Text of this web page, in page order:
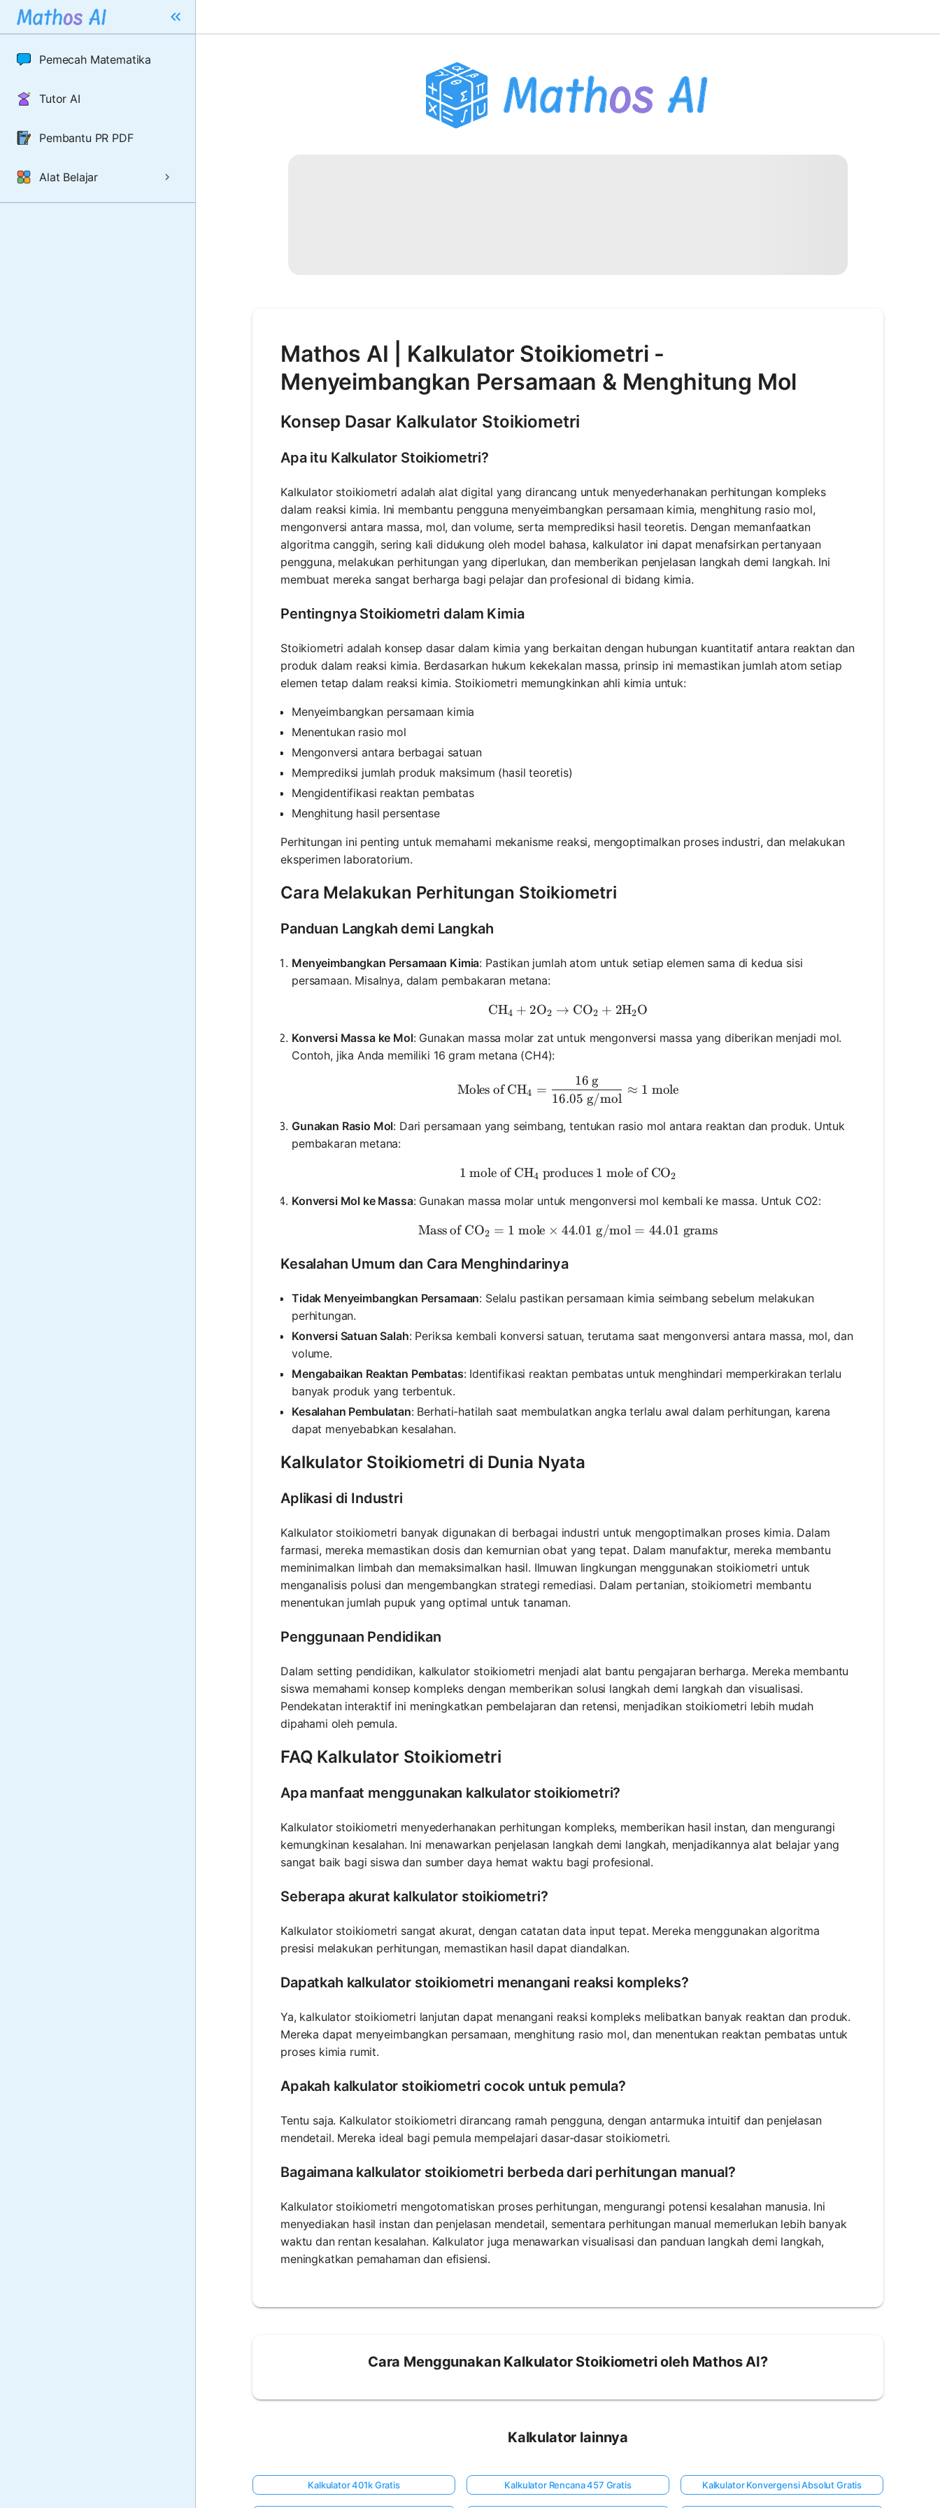
Pemecah Matematika
Tutor AI
Pembantu PR PDF
Alat Belajar
Mathos AI | Kalkulator Stoikiometri -
Menyeimbangkan Persamaan & Menghitung Mol
Konsep Dasar Kalkulator Stoikiometri
Apa itu Kalkulator Stoikiometri?
Kalkulator stoikiometri adalah alat digital yang dirancang untuk menyederhanakan perhitungan kompleks
dalam reaksi kimia. Ini membantu pengguna menyeimbangkan persamaan kimia, menghitung rasio mol,
mengonversi antara massa, mol, dan volume, serta memprediksi hasil teoretis. Dengan memanfaatkan
algoritma canggih, sering kali didukung oleh model bahasa, kalkulator ini dapat menafsirkan pertanyaan
pengguna, melakukan perhitungan yang diperlukan, dan memberikan penjelasan langkah demi langkah. Ini
membuat mereka sangat berharga bagi pelajar dan profesional di bidang kimia.
Pentingnya Stoikiometri dalam Kimia
Stoikiometri adalah konsep dasar dalam kimia yang berkaitan dengan hubungan kuantitatif antara reaktan dan
produk dalam reaksi kimia. Berdasarkan hukum kekekalan massa, prinsip ini memastikan jumlah atom setiap
elemen tetap dalam reaksi kimia. Stoikiometri memungkinkan ahli kimia untuk:
Menyeimbangkan persamaan kimia
Menentukan rasio mol
Mengonversi antara berbagai satuan
Memprediksi jumlah produk maksimum (hasil teoretis)
Mengidentifikasi reaktan pembatas
Menghitung hasil persentase
Perhitungan ini penting untuk memahami mekanisme reaksi, mengoptimalkan proses industri, dan melakukan
eksperimen laboratorium.
Cara Melakukan Perhitungan Stoikiometri
Panduan Langkah demi Langkah
Menyeimbangkan Persamaan Kimia: Pastikan jumlah atom untuk setiap elemen sama di kedua sisi
persamaan. Misalnya, dalam pembakaran metana:
\text{CH}_4 + 2\text{O}_2 \rightarrow \text{CO}_2 +
CH4 + 2O2 → CO2 + 2H2O
Konversi Massa ke Mol: Gunakan massa molar zat untuk mengonversi massa yang diberikan menjadi mol.
Contoh, jika Anda memiliki 16 gram metana (CH4):
\text{Moles of CH}_4 = \frac{16 \text{ g}}{16.05 \text{ g/
Moles of CH4 =
16.05 g/mol
16 g
≈ 1 mole
Gunakan Rasio Mol: Dari persamaan yang seimbang, tentukan rasio mol antara reaktan dan produk. Untuk
pembakaran metana:
1 \text{ mole of CH}_4 \text{ produces } 1 \text{ mole of
1 mole of CH4 produces 1 mole of CO2
Konversi Mol ke Massa: Gunakan massa molar untuk mengonversi mol kembali ke massa. Untuk CO2:
\text{Mass of CO}_2 = 1 \text{ mole} \times 44.01 \text{ g/
Mass of CO2 = 1 mole × 44.01 g/mol = 44.01 grams
Kesalahan Umum dan Cara Menghindarinya
Tidak Menyeimbangkan Persamaan: Selalu pastikan persamaan kimia seimbang sebelum melakukan
perhitungan.
Konversi Satuan Salah: Periksa kembali konversi satuan, terutama saat mengonversi antara massa, mol, dan
volume.
Mengabaikan Reaktan Pembatas: Identifikasi reaktan pembatas untuk menghindari memperkirakan terlalu
banyak produk yang terbentuk.
Kesalahan Pembulatan: Berhati-hatilah saat membulatkan angka terlalu awal dalam perhitungan, karena
dapat menyebabkan kesalahan.
Kalkulator Stoikiometri di Dunia Nyata
Aplikasi di Industri
Kalkulator stoikiometri banyak digunakan di berbagai industri untuk mengoptimalkan proses kimia. Dalam
farmasi, mereka memastikan dosis dan kemurnian obat yang tepat. Dalam manufaktur, mereka membantu
meminimalkan limbah dan memaksimalkan hasil. Ilmuwan lingkungan menggunakan stoikiometri untuk
menganalisis polusi dan mengembangkan strategi remediasi. Dalam pertanian, stoikiometri membantu
menentukan jumlah pupuk yang optimal untuk tanaman.
Penggunaan Pendidikan
Dalam setting pendidikan, kalkulator stoikiometri menjadi alat bantu pengajaran berharga. Mereka membantu
siswa memahami konsep kompleks dengan memberikan solusi langkah demi langkah dan visualisasi.
Pendekatan interaktif ini meningkatkan pembelajaran dan retensi, menjadikan stoikiometri lebih mudah
dipahami oleh pemula.
FAQ Kalkulator Stoikiometri
Apa manfaat menggunakan kalkulator stoikiometri?
Kalkulator stoikiometri menyederhanakan perhitungan kompleks, memberikan hasil instan, dan mengurangi
kemungkinan kesalahan. Ini menawarkan penjelasan langkah demi langkah, menjadikannya alat belajar yang
sangat baik bagi siswa dan sumber daya hemat waktu bagi profesional.
Seberapa akurat kalkulator stoikiometri?
Kalkulator stoikiometri sangat akurat, dengan catatan data input tepat. Mereka menggunakan algoritma
presisi melakukan perhitungan, memastikan hasil dapat diandalkan.
Dapatkah kalkulator stoikiometri menangani reaksi kompleks?
Ya, kalkulator stoikiometri lanjutan dapat menangani reaksi kompleks melibatkan banyak reaktan dan produk.
Mereka dapat menyeimbangkan persamaan, menghitung rasio mol, dan menentukan reaktan pembatas untuk
proses kimia rumit.
Apakah kalkulator stoikiometri cocok untuk pemula?
Tentu saja. Kalkulator stoikiometri dirancang ramah pengguna, dengan antarmuka intuitif dan penjelasan
mendetail. Mereka ideal bagi pemula mempelajari dasar-dasar stoikiometri.
Bagaimana kalkulator stoikiometri berbeda dari perhitungan manual?
Kalkulator stoikiometri mengotomatiskan proses perhitungan, mengurangi potensi kesalahan manusia. Ini
menyediakan hasil instan dan penjelasan mendetail, sementara perhitungan manual memerlukan lebih banyak
waktu dan rentan kesalahan. Kalkulator juga menawarkan visualisasi dan panduan langkah demi langkah,
meningkatkan pemahaman dan efisiensi.
Cara Menggunakan Kalkulator Stoikiometri oleh Mathos AI?
Kalkulator lainnya
Kalkulator 401k Gratis Kalkulator Rencana 457 Gratis Kalkulator Konvergensi Absolut Gratis